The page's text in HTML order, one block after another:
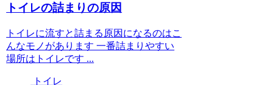
トイレの詰まりの原因
トイレに流すと詰まる原因になるのはこ
んなモノがあります 一番詰まりやすい
場所はトイレです ...
トイレ